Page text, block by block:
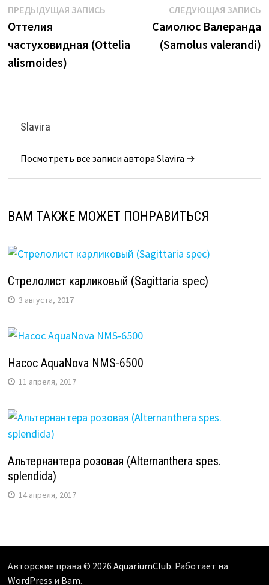
Навигация
по
записям
ПРЕДЫДУЩАЯ ЗАПИСЬПредыдущая
Оттелия
частуховидная (Ottelia
alismoides)
СЛЕДУЮЩАЯ ЗАПИСЬ
Самолюс Валеранда
(Samolus valerandi)
Slavira
Посмотреть все записи автора Slavira →
ВАМ ТАКЖЕ МОЖЕТ ПОНРАВИТЬСЯ
Стрелолист карликовый (Sagittaria spec)
3 августа, 2017
Насос AquaNova NMS-6500
11 апреля, 2017
Альтернантера розовая (Alternanthera spes.
splendida)
14 апреля, 2017
Авторские права © 2026 AquariumClub. Работает на
WordPress и Bam.